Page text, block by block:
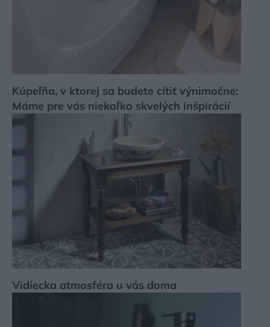
Kúpeľňa, v ktorej sa budete cítiť výnimočne:
Máme pre vás niekoľko skvelých inšpirácií
Vidiecka atmosféra u vás doma